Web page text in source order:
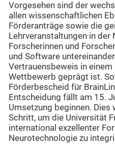
Vorgesehen sind der
allen wissenschaftlichen
Förderanträge sowie die
Lehrveranstaltungen in der
Forscherinnen und
und Software
Vertrauensbeweis in
Wettbewerb geprägt ist.
Förderbescheid für
Entscheidung fällt am 15.
Umsetzung beginnen.
Schritt, um die Universität
international exzellenter
Neurotechnologie zu